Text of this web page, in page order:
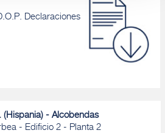
Declaraciones
(Hispania) - Alcobendas
- Edificio 2 - Planta 2